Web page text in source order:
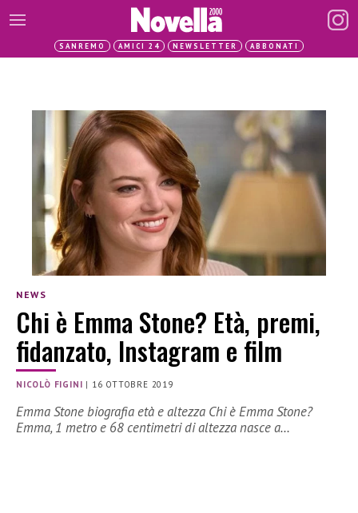
SANREMO AMICI 24 NEWSLETTER ABBONATI
NEWS
Chi è Emma Stone? Età, premi,
fidanzato, Instagram e film
NICOLÒ FIGINI | 16 OTTOBRE 2019
Emma Stone biografia età e altezza Chi è Emma Stone?
Emma, 1 metro e 68 centimetri di altezza nasce a…